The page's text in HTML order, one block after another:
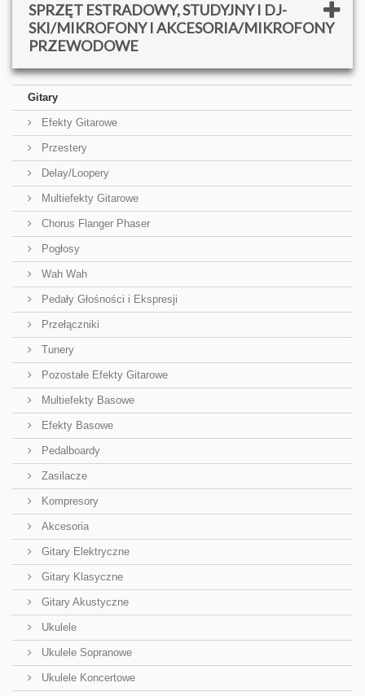
SPRZĘT ESTRADOWY, STUDYJNY I DJ-
SKI/MIKROFONY I AKCESORIA/MIKROFONY
PRZEWODOWE
Gitary
Efekty Gitarowe
Przestery
Delay/Loopery
Multiefekty Gitarowe
Chorus Flanger Phaser
Pogłosy
Wah Wah
Pedały Głośności i Ekspresji
Przełączniki
Tunery
Pozostałe Efekty Gitarowe
Multiefekty Basowe
Efekty Basowe
Pedalboardy
Zasilacze
Kompresory
Akcesoria
Gitary Elektryczne
Gitary Klasyczne
Gitary Akustyczne
Ukulele
Ukulele Sopranowe
Ukulele Koncertowe